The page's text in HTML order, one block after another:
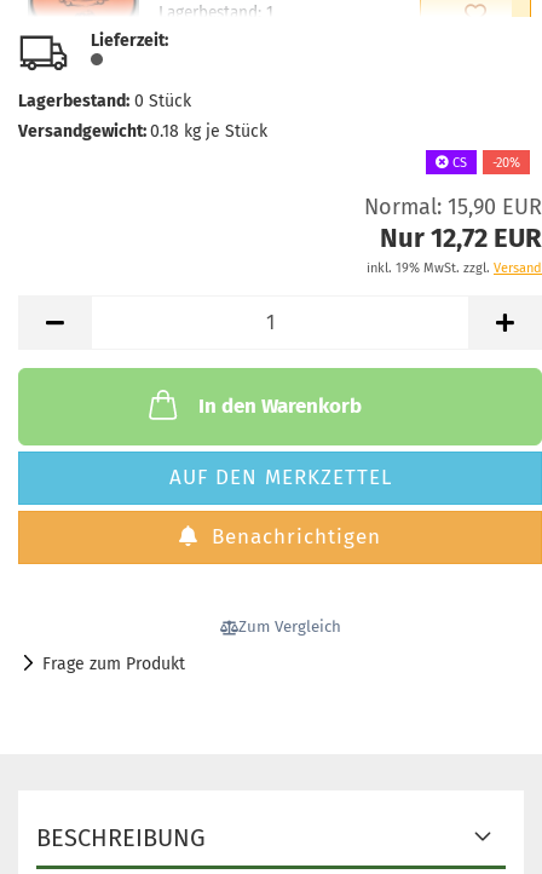
Lagerbestand: 1
Lieferzeit:
Gewicht:
Lagerbestand:
Lieferzeit:
Lagerbestand: 0 Stück
Versandgewicht:0.18 kg je Stück
CS -20%
Normal: 15,90 EUR
Nur 12,72 EUR
inkl. 19% MwSt. zzgl. Versand
In den Warenkorb
AUF DEN MERKZETTEL
Benachrichtigen
Zum Vergleich
Frage zum Produkt
BESCHREIBUNG